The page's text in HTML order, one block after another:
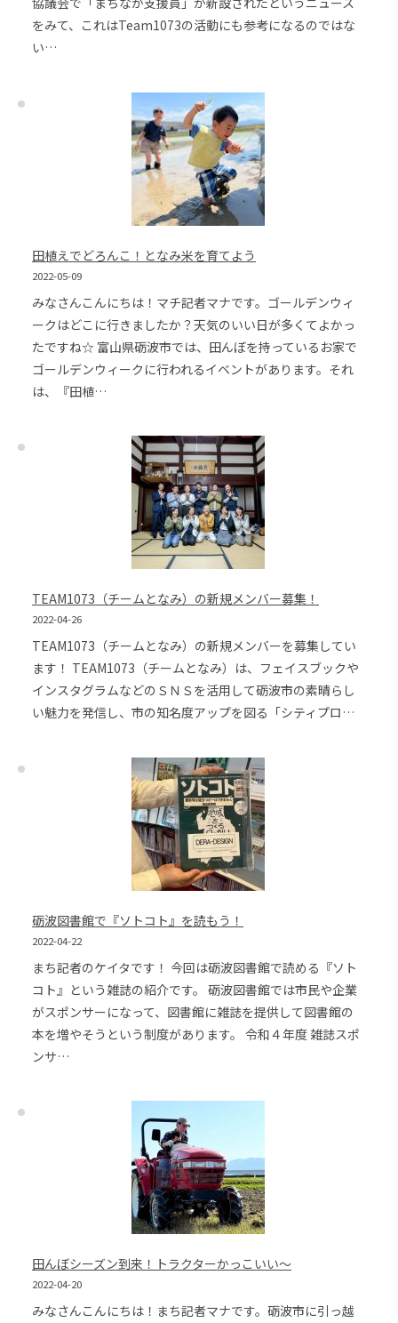
をみて、これはTeam1073の活動にも参考になるのではな
い…
田植えでどろんこ！となみ米を育てよう
2022-05-09
みなさんこんにちは！マチ記者マナです。ゴールデンウィ
ークはどこに行きましたか？天気のいい日が多くてよかっ
たですね☆ 富山県砺波市では、田んぼを持っているお家で
ゴールデンウィークに行われるイベントがあります。それ
は、『田植…
TEAM1073（チームとなみ）の新規メンバー募集！
2022-04-26
TEAM1073（チームとなみ）の新規メンバーを募集してい
ます！ TEAM1073（チームとなみ）は、フェイスブックや
インスタグラムなどのＳＮＳを活用して砺波市の素晴らし
い魅力を発信し、市の知名度アップを図る「シティプロ…
砺波図書館で『ソトコト』を読もう！
2022-04-22
まち記者のケイタです！ 今回は砺波図書館で読める『ソト
コト』という雑誌の紹介です。 砺波図書館では市民や企業
がスポンサーになって、図書館に雑誌を提供して図書館の
本を増やそうという制度があります。 令和４年度 雑誌スポ
ンサ…
田んぼシーズン到来！トラクターかっこいい～
2022-04-20
みなさんこんにちは！まち記者マナです。砺波市に引っ越